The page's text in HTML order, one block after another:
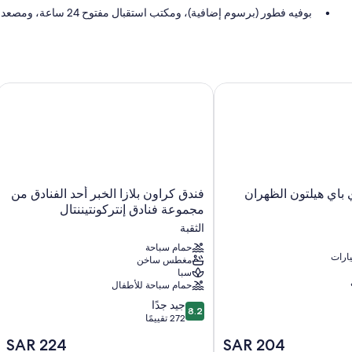
بوفيه فطور (برسوم إضافية)، ومكتب استقبال مفتوح 24 ساعة، ومصعد
تقدم جميع الغرف الـ 87 وسائل راحة مثل إنترنت لاسلكي مجاناً.
باي هيلتون الظهران
السعر
SAR 204
هيلتون الظهران
فندق
كراون
بلازا
الخبر
أحد
الفنادق
من
مجموعة
فنادق
إنتركونتيننتال
فندق كراون بلازا الخبر أحد الفنادق من
مجموعة فنادق إنتركونتيننتال
الثقبة
حمام سباحة
مغطس ساخن
سبا
حمام سباحة للأطفال
8.2
من
8.2 جيد جدًا
272 تقييمًا
السعر
SAR 224
فندق كراون بلازا الخبر أحد الفنادق من